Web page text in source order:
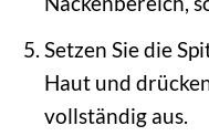
Setzen Sie die
Haut und
vollständig aus.